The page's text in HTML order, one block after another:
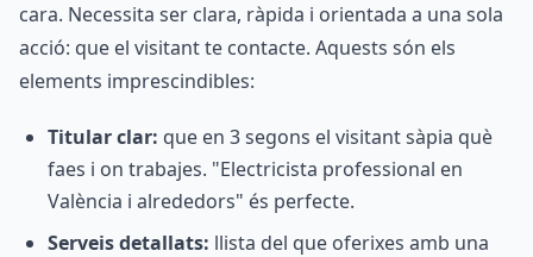
cara. Necessita ser clara, ràpida i orientada a una sola
acció: que el visitant te contacte. Aquests són els
elements imprescindibles:
Titular clar: que en 3 segons el visitant sàpia què
faes i on trabajes. "Electricista professional en
València i alrededors" és perfecte.
Serveis detallats: llista del que oferixes amb una